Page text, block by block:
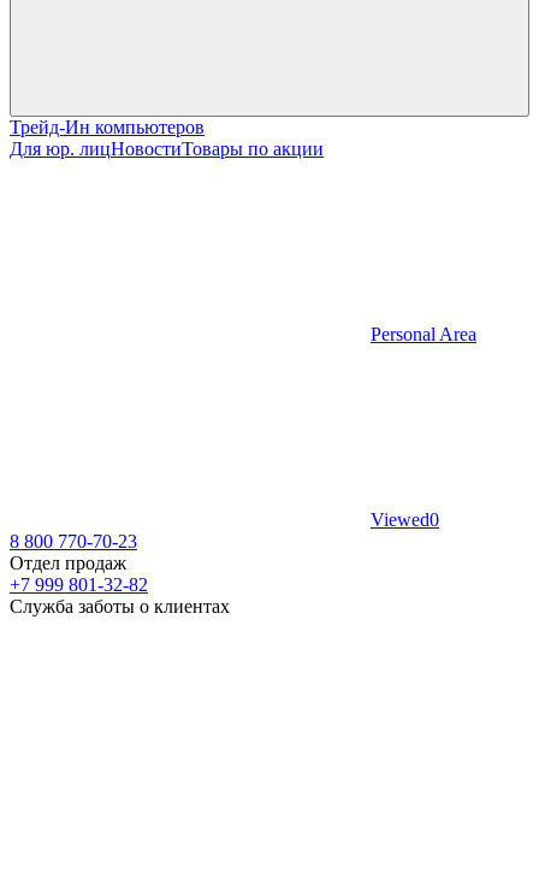
Трейд-Ин компьютеров
Для юр. лицНовостиТовары по акции
Personal Area
Viewed0
8 800 770-70-23
Отдел продаж
+7 999 801-32-82
Служба заботы о клиентах